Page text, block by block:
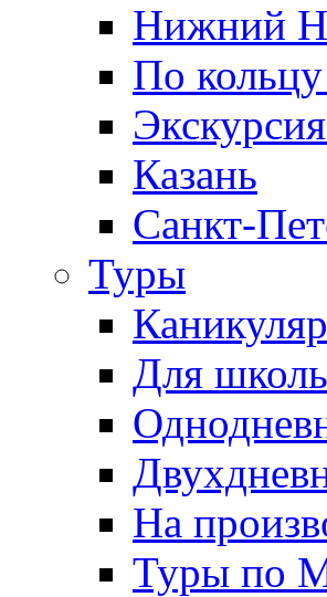
Нижний
По
Казань
Санкт-
Туры
Для
На
Туры по